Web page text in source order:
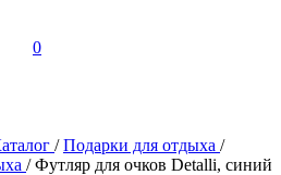
0
/ Подарки для отдыха /
/ Футляр для очков Detalli, синий